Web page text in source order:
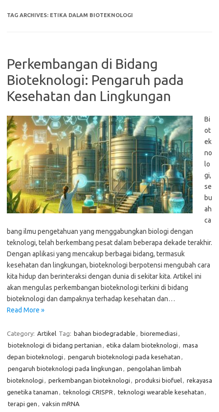
TAG ARCHIVES: ETIKA DALAM BIOTEKNOLOGI
Perkembangan di Bidang
Bioteknologi: Pengaruh pada
Kesehatan dan Lingkungan
Bi
ot
ek
no
lo
gi,
se
bu
ah
ca
bang ilmu pengetahuan yang menggabungkan biologi dengan
teknologi, telah berkembang pesat dalam beberapa dekade terakhir.
Dengan aplikasi yang mencakup berbagai bidang, termasuk
kesehatan dan lingkungan, bioteknologi berpotensi mengubah cara
kita hidup dan berinteraksi dengan dunia di sekitar kita. Artikel ini
akan mengulas perkembangan bioteknologi terkini di bidang
bioteknologi dan dampaknya terhadap kesehatan dan…
Read More »
Category: Artikel Tag: bahan biodegradable , bioremediasi ,
bioteknologi di bidang pertanian , etika dalam bioteknologi , masa
depan bioteknologi , pengaruh bioteknologi pada kesehatan ,
pengaruh bioteknologi pada lingkungan , pengolahan limbah
bioteknologi , perkembangan bioteknologi , produksi biofuel, rekayasa
genetika tanaman , teknologi CRISPR , teknologi wearable kesehatan ,
terapi gen , vaksin mRNA